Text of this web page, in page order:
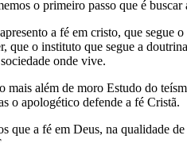
o primeiro passo que é
a fé em cristo, que
que o instituto que segue a
onde vive.
mais além de moro Estudo do
o apologético defende a fé Cristã.
que a fé em Deus, na qualidade